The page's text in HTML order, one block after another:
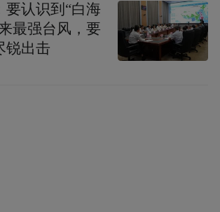
要认识到“白海
最强台风，要
锐出击